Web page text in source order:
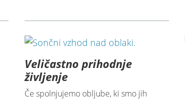
Veličastno prihodnje
življenje
Če spolnjujemo obljube, ki smo jih